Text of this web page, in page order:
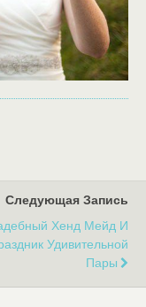
Следующая Запись
Хенд Мейд И
Удивительной
Пары